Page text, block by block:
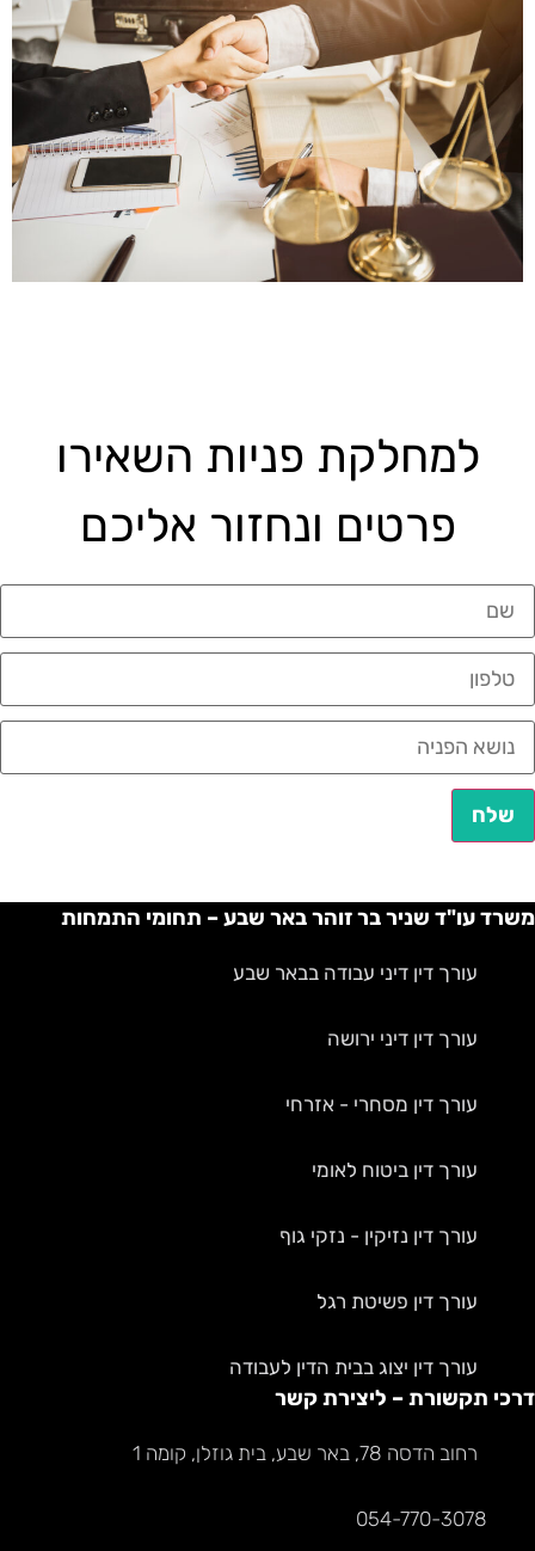
למחלקת פניות השאירו
פרטים ונחזור אליכם
שלח
משרד עו"ד שניר בר זוהר באר שבע – תחומי התמחות
עורך דין דיני עבודה בבאר שבע
עורך דין דיני ירושה
עורך דין מסחרי - אזרחי
עורך דין ביטוח לאומי
עורך דין נזיקין - נזקי גוף
עורך דין פשיטת רגל
עורך דין יצוג בבית הדין לעבודה
דרכי תקשורת – ליצירת קשר
רחוב הדסה 78, באר שבע, בית גוזלן, קומה 1
054-770-3078